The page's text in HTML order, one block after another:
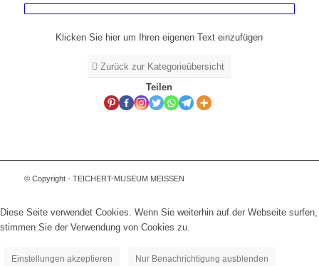
Klicken Sie hier um Ihren eigenen Text einzufügen
Zurück zur Kategorieübersicht
Teilen
© Copyright - TEICHERT-MUSEUM MEISSEN
Diese Seite verwendet Cookies. Wenn Sie weiterhin auf der Webseite surfen,
stimmen Sie der Verwendung von Cookies zu.
Einstellungen akzeptieren Nur Benachrichtigung ausblenden